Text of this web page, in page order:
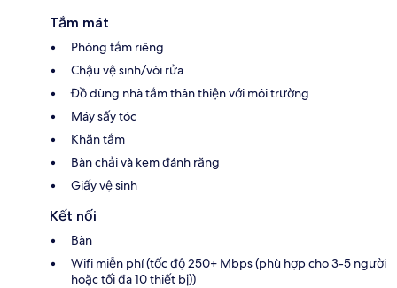
Tắm mát
Phòng tắm riêng
Chậu vệ sinh/vòi rửa
Đồ dùng nhà tắm thân thiện với môi trường
Máy sấy tóc
Khăn tắm
Bàn chải và kem đánh răng
Giấy vệ sinh
Kết nối
Bàn
Wifi miễn phí (tốc độ 250+ Mbps (phù hợp cho 3-5 người
hoặc tối đa 10 thiết bị))